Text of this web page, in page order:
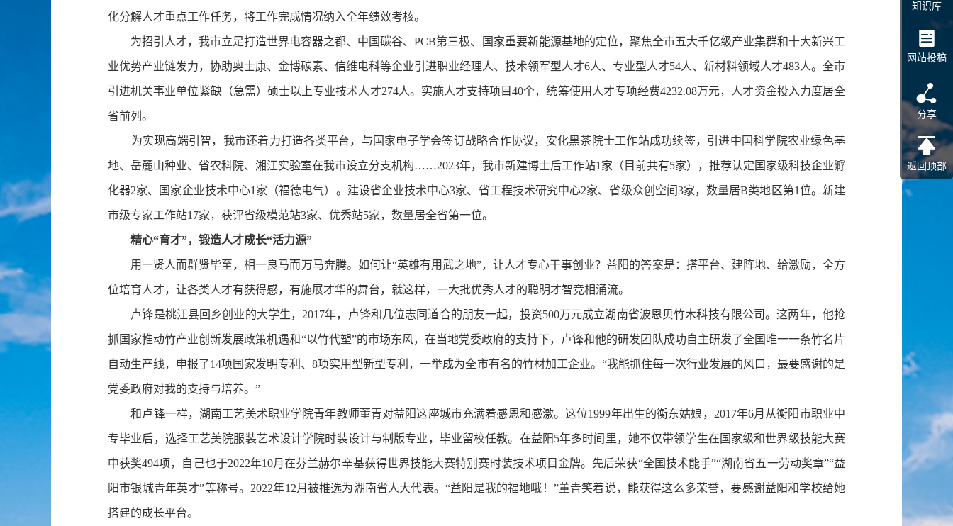
化分解人才重点工作任务，将工作完成情况纳入全年绩效考核。
为招引人才，我市立足打造世界电容器之都、中国碳谷、PCB第三极、国家重要新能源基地的定位，聚焦全市五大千亿级产业集群和十大新兴工
业优势产业链发力，协助奥士康、金博碳素、信维电科等企业引进职业经理人、技术领军型人才6人、专业型人才54人、新材料领域人才483人。全市
引进机关事业单位紧缺（急需）硕士以上专业技术人才274人。实施人才支持项目40个，统筹使用人才专项经费4232.08万元，人才资金投入力度居全
省前列。
为实现高端引智，我市还着力打造各类平台，与国家电子学会签订战略合作协议，安化黑茶院士工作站成功续签，引进中国科学院农业绿色基
地、岳麓山种业、省农科院、湘江实验室在我市设立分支机构……2023年，我市新建博士后工作站1家（目前共有5家），推荐认定国家级科技企业孵
化器2家、国家企业技术中心1家（福德电气）。建设省企业技术中心3家、省工程技术研究中心2家、省级众创空间3家，数量居B类地区第1位。新建
市级专家工作站17家，获评省级模范站3家、优秀站5家，数量居全省第一位。
精心“育才”，锻造人才成长“活力源”
用一贤人而群贤毕至，相一良马而万马奔腾。如何让“英雄有用武之地”，让人才专心干事创业？益阳的答案是：搭平台、建阵地、给激励，全方
位培育人才，让各类人才有获得感，有施展才华的舞台，就这样，一大批优秀人才的聪明才智竞相涌流。
卢锋是桃江县回乡创业的大学生，2017年，卢锋和几位志同道合的朋友一起，投资500万元成立湖南省波恩贝竹木科技有限公司。这两年，他抢
抓国家推动竹产业创新发展政策机遇和“以竹代塑”的市场东风，在当地党委政府的支持下，卢锋和他的研发团队成功自主研发了全国唯一一条竹名片
自动生产线，申报了14项国家发明专利、8项实用型新型专利，一举成为全市有名的竹材加工企业。“我能抓住每一次行业发展的风口，最要感谢的是
党委政府对我的支持与培养。”
和卢锋一样，湖南工艺美术职业学院青年教师董青对益阳这座城市充满着感恩和感激。这位1999年出生的衡东姑娘，2017年6月从衡阳市职业中
专毕业后，选择工艺美院服装艺术设计学院时装设计与制版专业，毕业留校任教。在益阳5年多时间里，她不仅带领学生在国家级和世界级技能大赛
中获奖494项，自己也于2022年10月在芬兰赫尔辛基获得世界技能大赛特别赛时装技术项目金牌。先后荣获“全国技术能手”“湖南省五一劳动奖章”“益
阳市银城青年英才”等称号。2022年12月被推选为湖南省人大代表。“益阳是我的福地哦！”董青笑着说，能获得这么多荣誉，要感谢益阳和学校给她
搭建的成长平台。
知识库
网站投稿
分享
返回顶部